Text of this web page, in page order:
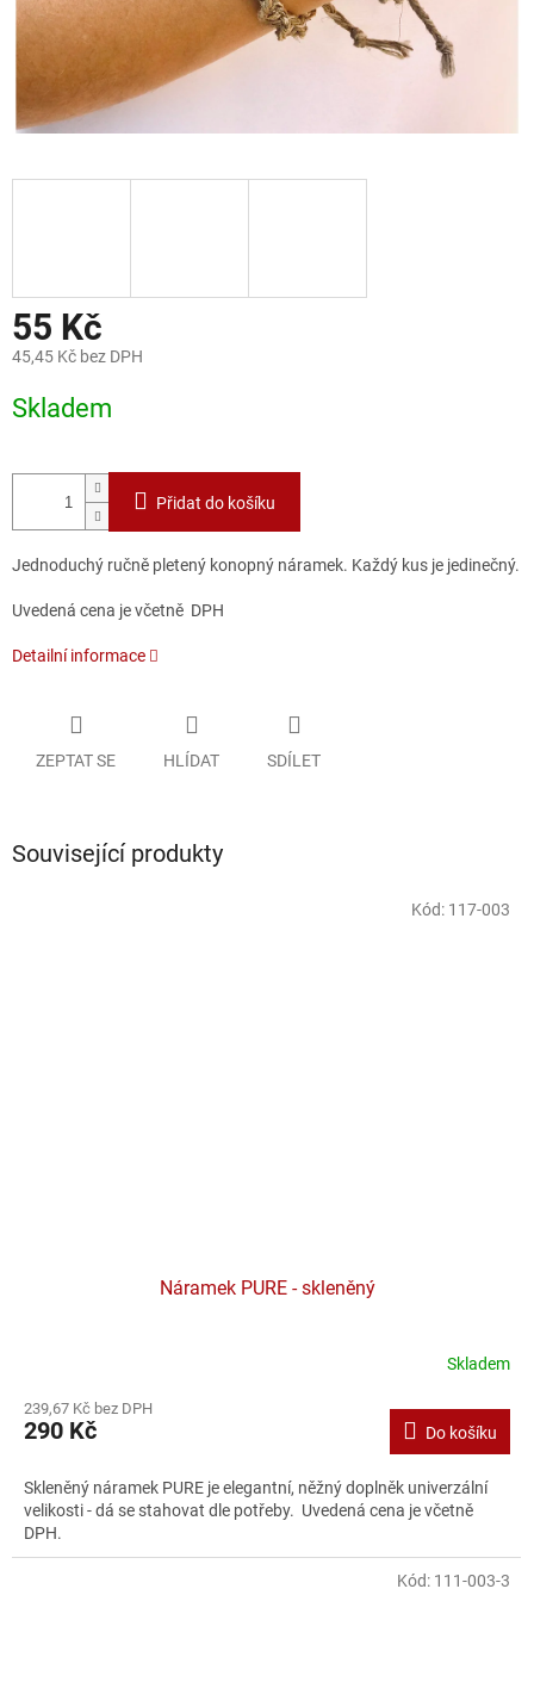
55 Kč
45,45 Kč bez DPH
cena:
Skladem
Přidat do košíku
Jednoduchý ručně pletený konopný náramek. Každý kus je jedinečný.
Uvedená cena je včetně DPH
Detailní informace
ZEPTAT SE HLÍDAT SDÍLET
Související produkty
Náramek PURE - skleněný
Skladem
239,67 Kč bez DPH
290 Kč Do košíku
Skleněný náramek PURE je elegantní, něžný doplněk univerzální
velikosti - dá se stahovat dle potřeby. Uvedená cena je včetně
DPH.
Kód: 117-003
Kód: 111-003-3